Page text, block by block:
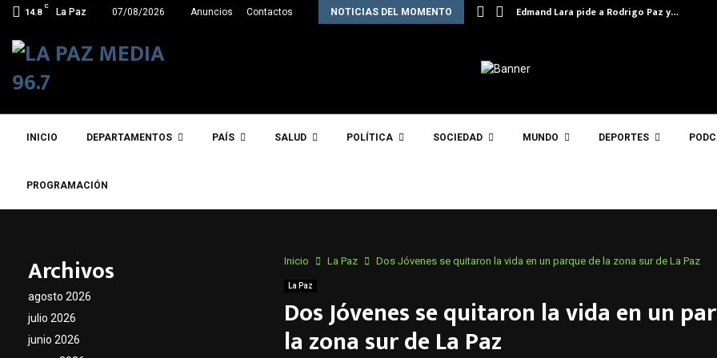
14.8
C
La Paz 07/08/2026 Anuncios Contactos NOTICIAS DEL MOMENTO
La próxima semana, Paz enviará a la… Edmand Lara pide a Rodrigo Paz y…
INICIO DEPARTAMENTOS PAÍS SALUD POLÍTICA SOCIEDAD MUNDO DEPORTES
PROGRAMACIÓN
Inicio La Paz Dos Jóvenes se quitaron la vida en un parque de la zona sur de La Paz
La Paz
Dos Jóvenes se quitaron la vida en un
la zona sur de La Paz
Archivos
agosto 2026
julio 2026
junio 2026